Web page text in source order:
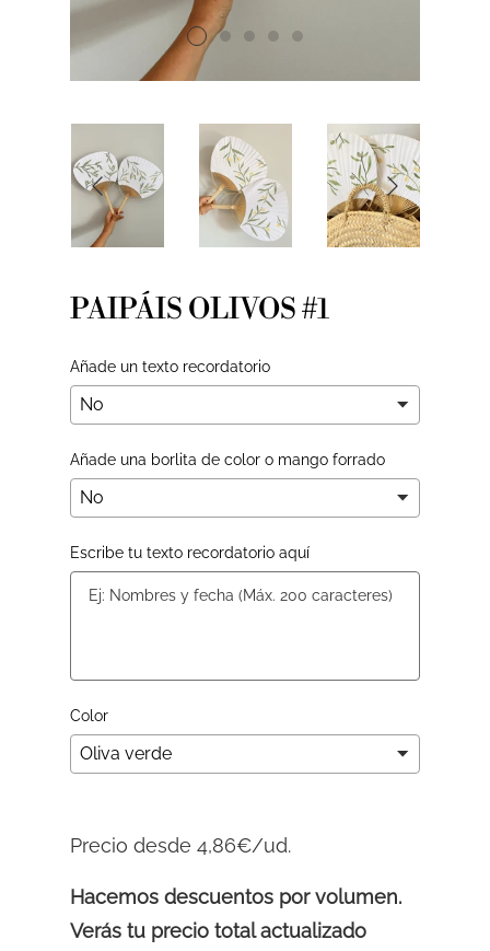
PAIPÁIS OLIVOS #1
Añade un texto recordatorio
Añade una borlita de color o mango forrado
Escribe tu texto recordatorio aquí
Color
Precio desde 4,86€/ud.
Hacemos descuentos por volumen.
Verás tu precio total actualizado